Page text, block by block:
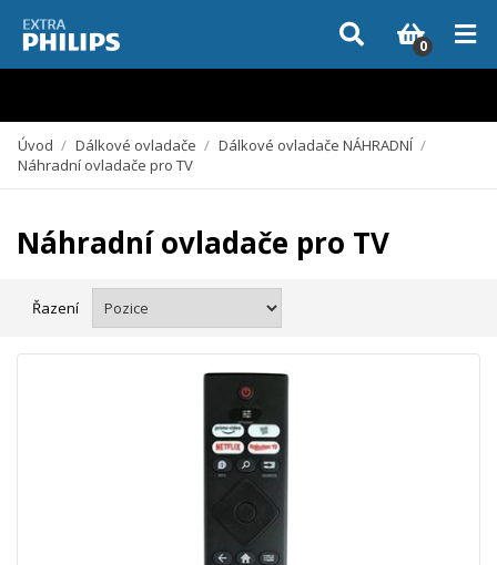
Vzhledem k aktuální situaci se může dodání dílů, které nejsou skladem,
zpozdit. Děkujeme za pochopení.
0
Úvod / Dálkové ovladače / Dálkové ovladače NÁHRADNÍ /
Náhradní ovladače pro TV
Náhradní ovladače pro TV
Řazení